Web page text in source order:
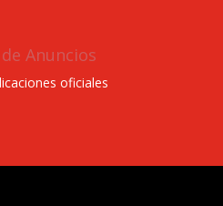
Anuncios
oficiales